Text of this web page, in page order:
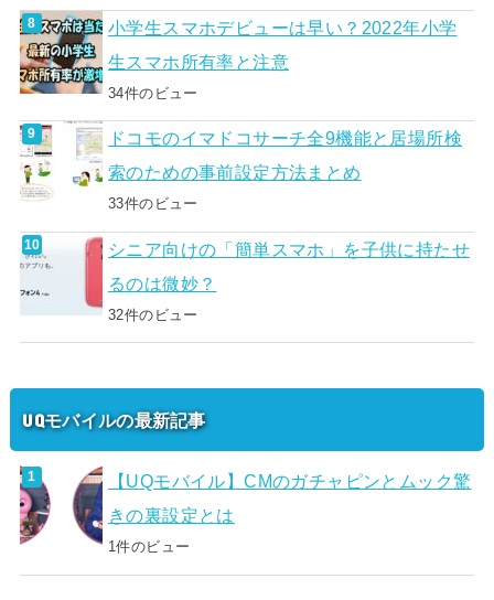
小学生スマホデビューは早い？2022年小学
生スマホ所有率と注意
34件のビュー
ドコモのイマドコサーチ全9機能と居場所検
索のための事前設定方法まとめ
33件のビュー
シニア向けの「簡単スマホ」を子供に持たせ
るのは微妙？
32件のビュー
UQモバイルの最新記事
【UQモバイル】CMのガチャピンとムック驚
きの裏設定とは
1件のビュー